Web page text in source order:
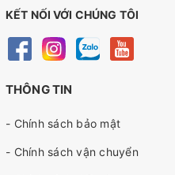
KẾT NỐI VỚI CHÚNG TÔI
THÔNG TIN
- Chính sách bảo mật
- Chính sách vận chuyển